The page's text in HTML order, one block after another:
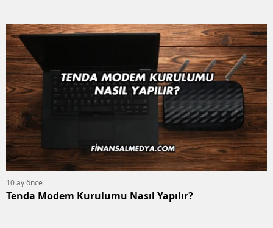
10 ay önce
Tenda Modem Kurulumu Nasıl Yapılır?